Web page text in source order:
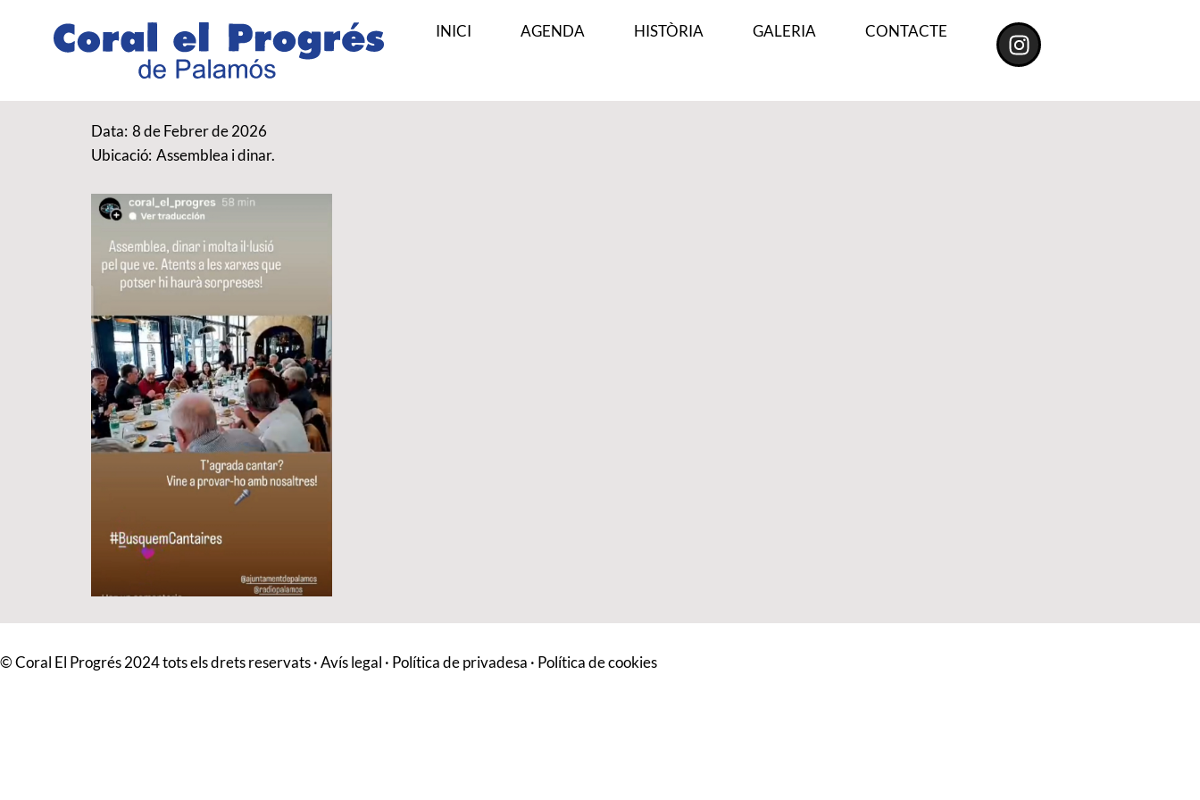
INICI AGENDA HISTÒRIA GALERIA CONTACTE
Data: 8 de Febrer de 2026
Ubicació: Assemblea i dinar.
© Coral El Progrés 2024 tots els drets reservats ·Avís legal · Política de privadesa · Política de cookies